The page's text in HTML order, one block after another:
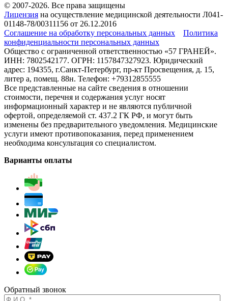
© 2007-2026. Все права защищены
Лицензия на осуществление медицинской деятельности Л041-
01148-78/00311156 от 26.12.2016
Соглашение на обработку персональных данных
Политика
конфиденциальности персональных данных
Общество с ограниченной ответственностью «57 ГРАНЕЙ».
ИНН: 7802542177. ОГРН: 1157847327923. Юридический
адрес: 194355, г.Санкт-Петербург, пр-кт Просвещения, д. 15,
литер а, помещ. 88н. Телефон: +79312855555
Все представленные на сайте сведения в отношении
стоимости, перечня и содержания услуг носят
информационный характер и не являются публичной
офертой, определяемой ст. 437.2 ГК РФ, и могут быть
изменены без предварительного уведомления. Медицинские
услуги имеют противопоказания, перед применением
необходима консультация со специалистом.
Варианты оплаты
Обратный звонок